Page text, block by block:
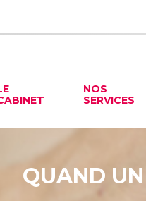
NOS
SERVICES
QUAND